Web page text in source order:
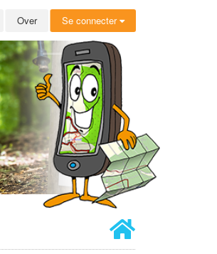
Over Se connecter